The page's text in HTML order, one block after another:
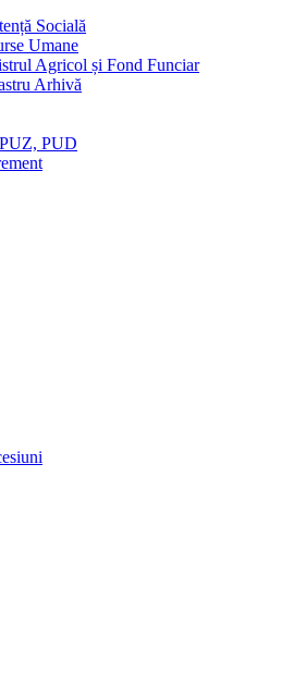
Socială
Umane
Agricol și Fond Funciar
Arhivă
PUD